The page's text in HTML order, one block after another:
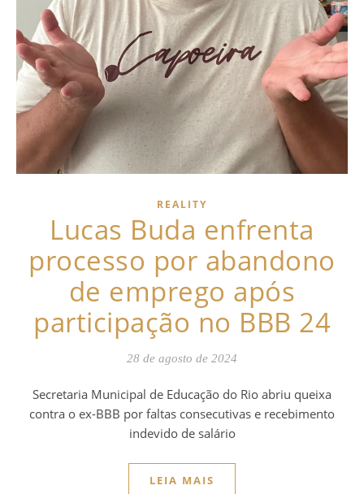
REALITY
Lucas Buda enfrenta
processo por abandono
de emprego após
participação no BBB 24
28 de agosto de 2024
Secretaria Municipal de Educação do Rio abriu queixa
contra o ex-BBB por faltas consecutivas e recebimento
indevido de salário
LEIA MAIS